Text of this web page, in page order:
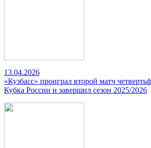
13.04.2026
«Кузбасс» проиграл второй матч
Кубка России и завершил сезон 2025/2026